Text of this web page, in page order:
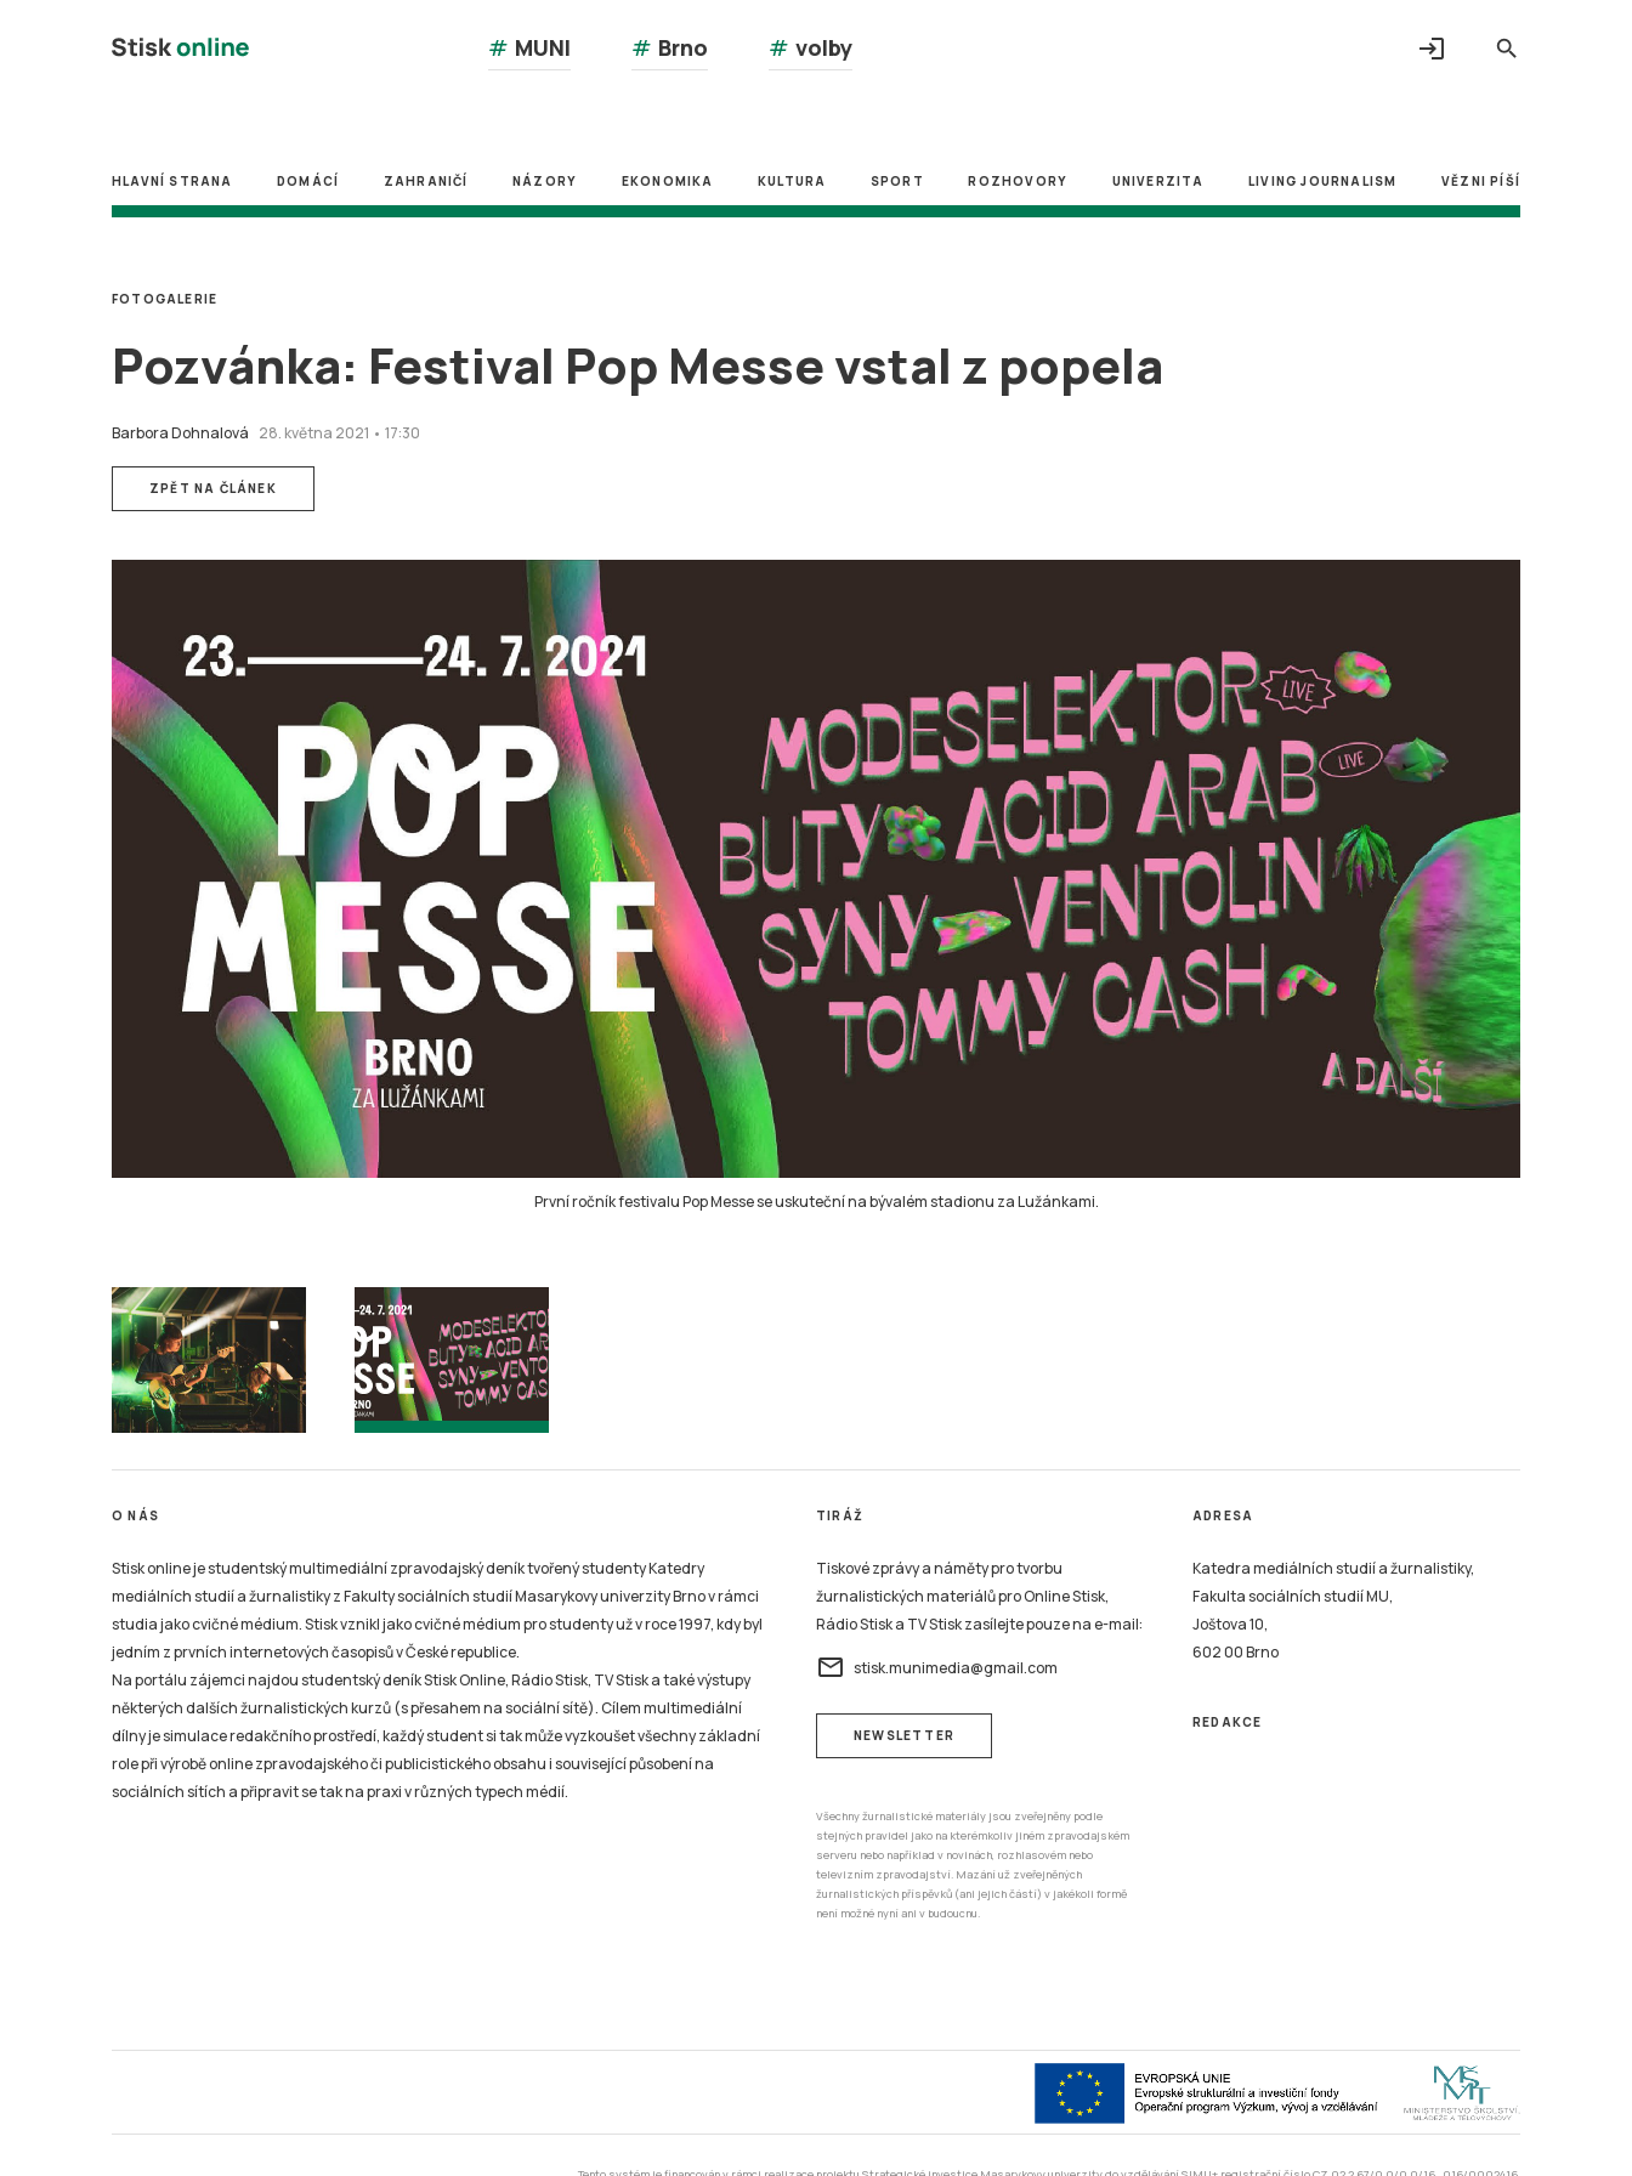
search
# MUNI # Brno # volby login
HLAVNÍ STRANA DOMÁCÍ ZAHRANIČÍ NÁZORY EKONOMIKA KULTURA SPORT ROZHOVORY UNIVERZITA LIVING JOURNALISM VĚZNI PÍŠÍ
Pozvánka: Festival Pop Messe vstal z popela
Barbora Dohnalová 28. května 2021 • 17:30
FOTOGALERIE
ZPĚT NA ČLÁNEK
První ročník festivalu Pop Messe se uskuteční na bývalém stadionu za Lužánkami.
O NÁS
Stisk online je studentský multimediální zpravodajský deník tvořený studenty Katedry
mediálních studií a žurnalistiky z Fakulty sociálních studií Masarykovy univerzity Brno v rámci
studia jako cvičné médium. Stisk vznikl jako cvičné médium pro studenty už v roce 1997, kdy byl
jedním z prvních internetových časopisů v České republice.
Na portálu zájemci najdou studentský deník Stisk Online, Rádio Stisk, TV Stisk a také výstupy
některých dalších žurnalistických kurzů (s přesahem na sociální sítě). Cílem multimediální
dílny je simulace redakčního prostředí, každý student si tak může vyzkoušet všechny základní
role při výrobě online zpravodajského či publicistického obsahu i související působení na
sociálních sítích a připravit se tak na praxi v různých typech médií.
TIRÁŽ
Tiskové zprávy a náměty pro tvorbu
žurnalistických materiálů pro Online Stisk,
Rádio Stisk a TV Stisk zasílejte pouze na e-mail:
email stisk.munimedia@gmail.com
NEWSLETTER
Všechny žurnalistické materiály jsou zveřejněny podle
stejných pravidel jako na kterémkoliv jiném zpravodajském
serveru nebo například v novinách, rozhlasovém nebo
televizním zpravodajství. Mazání už zveřejněných
žurnalistických příspěvků (ani jejich částí) v jakékoli formě
není možné nyní ani v budoucnu.
ADRESA
Katedra mediálních studií a žurnalistiky,
Fakulta sociálních studií MU,
Joštova 10,
602 00 Brno
REDAKCE